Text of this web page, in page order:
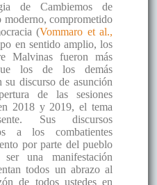
de Cambiemos de
moderno, comprometido
(Vommaro et al.,
en sentido amplio, los
Malvinas fueron más
los de los demás
su discurso de asunción
de las sesiones
2018 y 2019, el tema
Sus discursos
a los combatientes
por parte del pueblo
una manifestación
todos un abrazo al
de todos ustedes en